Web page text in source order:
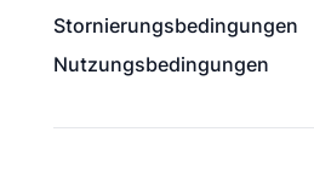
Stornierungsbedingungen
Nutzungsbedingungen